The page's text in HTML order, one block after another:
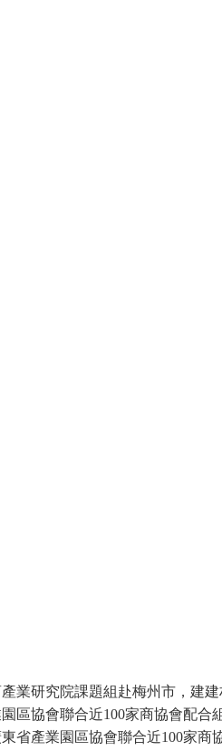
研究院課題組赴梅州市，建
協會聯合近100家商協會配
產業園區協會聯合近100家